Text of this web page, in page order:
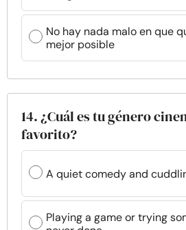
No hay nada malo en que
mejor posible
14. ¿Cuál es tu género
favorito?
A quiet comedy and
Playing a game or trying